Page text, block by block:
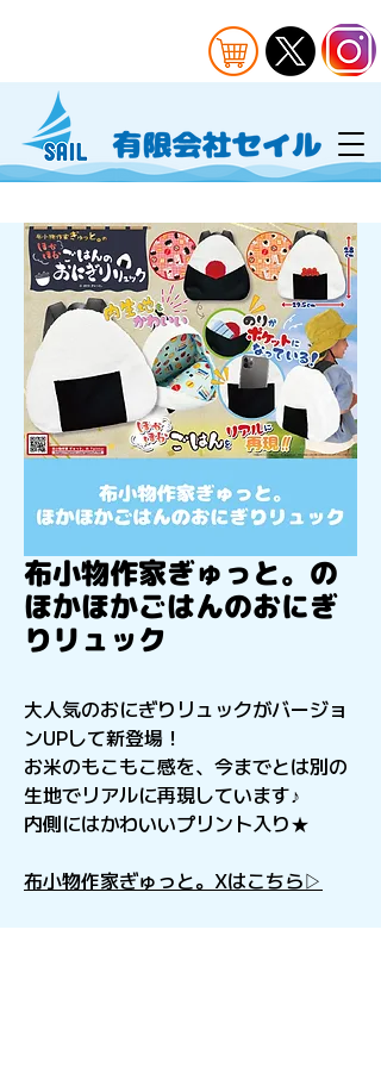
布小物作家ぎゅっと。の
ほかほかごはんのおにぎ
りリュック
大人気のおにぎりリュックがバージョ
ンUPして新登場！
お米のもこもこ感を、 今までとは別の
生地でリアルに再現しています♪
内側にはかわいいプリント入り★
布小物作家ぎゅっと。Xはこちら▷